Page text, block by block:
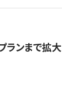
ランまで拡大